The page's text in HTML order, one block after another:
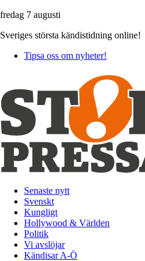
fredag 7 augusti
Sveriges största kändistidning online!
Tipsa oss om nyheter!
Senaste nytt
Svenskt
Kungligt
Hollywood & Världen
Politik
Vi avslöjar
Kändisar A-Ö